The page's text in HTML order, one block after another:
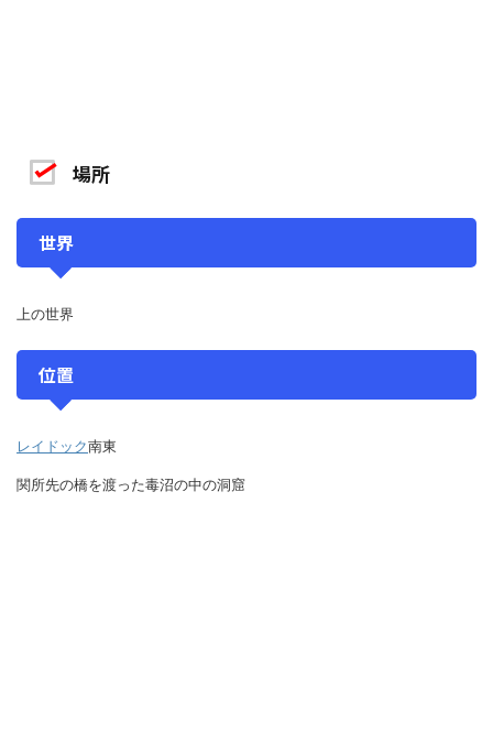
場所
世界
上の世界
位置
レイドック南東
関所先の橋を渡った毒沼の中の洞窟